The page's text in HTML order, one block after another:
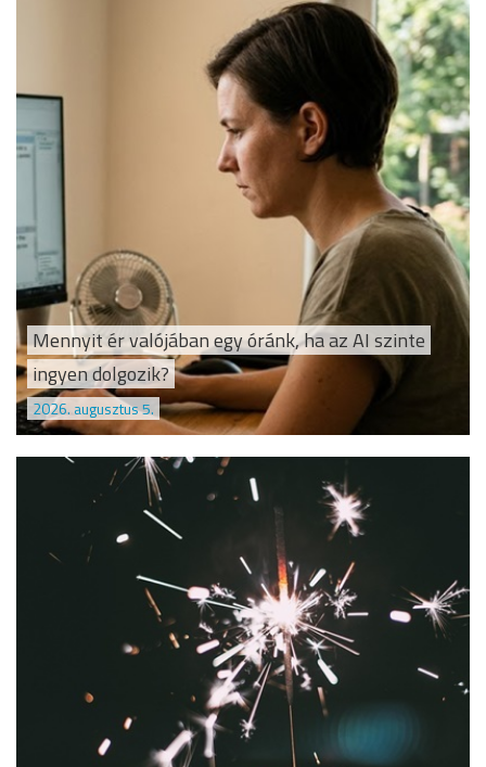
Mennyit ér valójában egy óránk, ha az AI szinte
ingyen dolgozik?
2026. augusztus 5.